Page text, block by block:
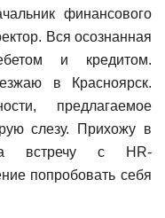
финансового
Вся осознанная
и кредитом.
в Красноярск.
предлагаемое
слезу. Прихожу в
встречу с HR-
попробовать себя